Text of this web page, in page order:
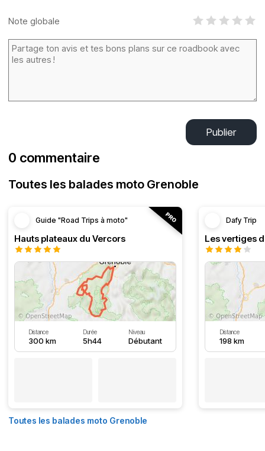
Note globale
Publier
0 commentaire
Toutes les balades moto Grenoble
Guide "Road Trips à moto"
Hauts plateaux du Vercors
Distance
300 km
Durée
5h44
Niveau
Débutant
Dafy Trip
Les vertiges
Distance
198 km
Toutes les balades moto Grenoble